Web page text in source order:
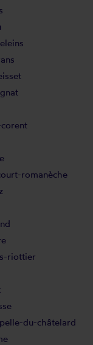
romanèche
riottier
du-châtelard